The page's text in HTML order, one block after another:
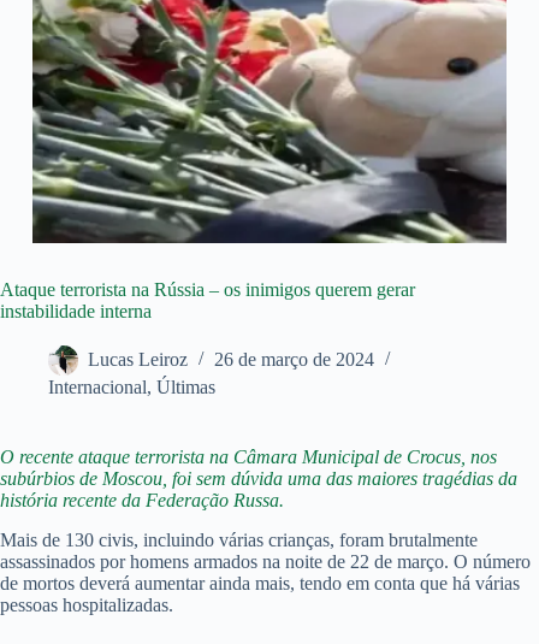
Ataque terrorista na Rússia – os inimigos querem gerar
instabilidade interna
Lucas Leiroz
26 de março de 2024
Internacional, Últimas
O recente ataque terrorista na Câmara Municipal de Crocus, nos
subúrbios de Moscou, foi sem dúvida uma das maiores tragédias da
história recente da Federação Russa.
Mais de 130 civis, incluindo várias crianças, foram brutalmente
assassinados por homens armados na noite de 22 de março. O número
de mortos deverá aumentar ainda mais, tendo em conta que há várias
pessoas hospitalizadas.